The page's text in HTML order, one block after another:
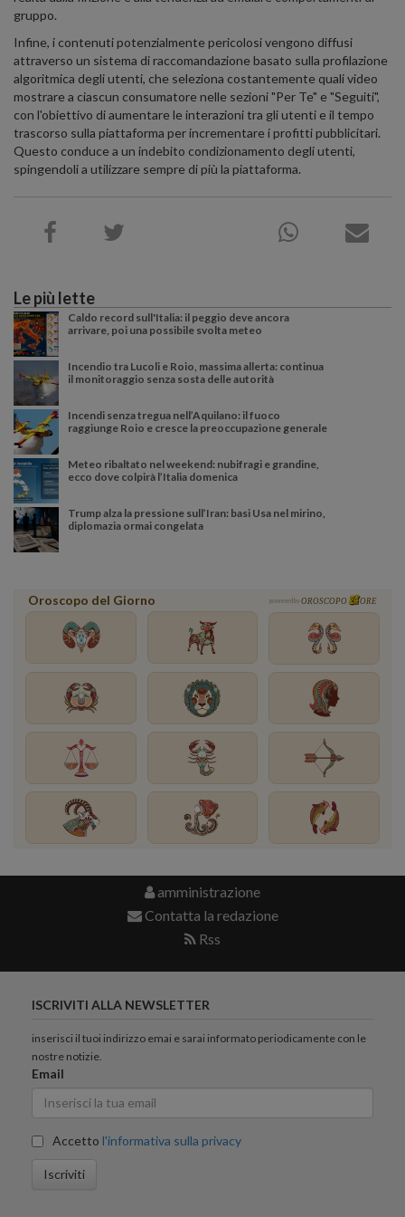
gruppo.
Infine, i contenuti potenzialmente pericolosi vengono diffusi
attraverso un sistema di raccomandazione basato sulla profilazione
algoritmica degli utenti, che seleziona costantemente quali video
mostrare a ciascun consumatore nelle sezioni "Per Te" e "Seguiti",
con l'obiettivo di aumentare le interazioni tra gli utenti e il tempo
trascorso sulla piattaforma per incrementare i profitti pubblicitari.
Questo conduce a un indebito condizionamento degli utenti,
spingendoli a utilizzare sempre di più la piattaforma.
Le più lette
Caldo record sull'Italia: il peggio deve ancora
arrivare, poi una possibile svolta meteo
Incendio tra Lucoli e Roio, massima allerta: continua
il monitoraggio senza sosta delle autorità
Incendi senza tregua nell’Aquilano: il fuoco
raggiunge Roio e cresce la preoccupazione generale
Meteo ribaltato nel weekend: nubifragi e grandine,
ecco dove colpirà l’Italia domenica
Trump alza la pressione sull’Iran: basi Usa nel mirino,
diplomazia ormai congelata
Oroscopo del Giorno powered by OROSCOPO ORE
amministrazione
Contatta la redazione
Rss
ISCRIVITI ALLA NEWSLETTER
inserisci il tuoi indirizzo emai e sarai informato periodicamente con le
nostre notizie.
Email
Accetto l'informativa sulla privacy
Iscriviti